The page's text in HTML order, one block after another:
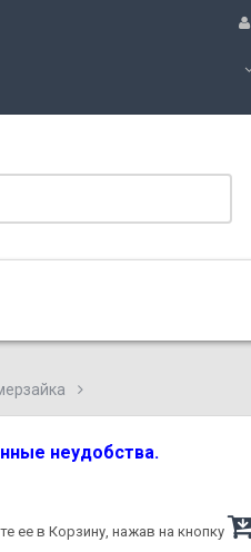
неудобства.
ее в Корзину, нажав на кнопку